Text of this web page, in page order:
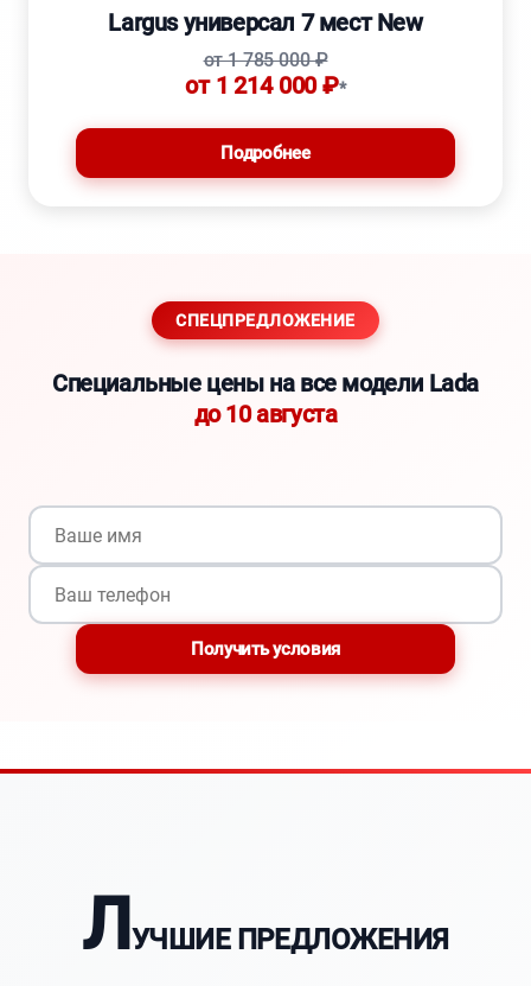
Largus универсал 7 мест New
от 1 785 000 ₽
от 1 214 000 ₽*
Подробнее
СПЕЦПРЕДЛОЖЕНИЕ
Специальные цены на все модели Lada
до 10 августа
Получить условия
ЛУЧШИЕ ПРЕДЛОЖЕНИЯ